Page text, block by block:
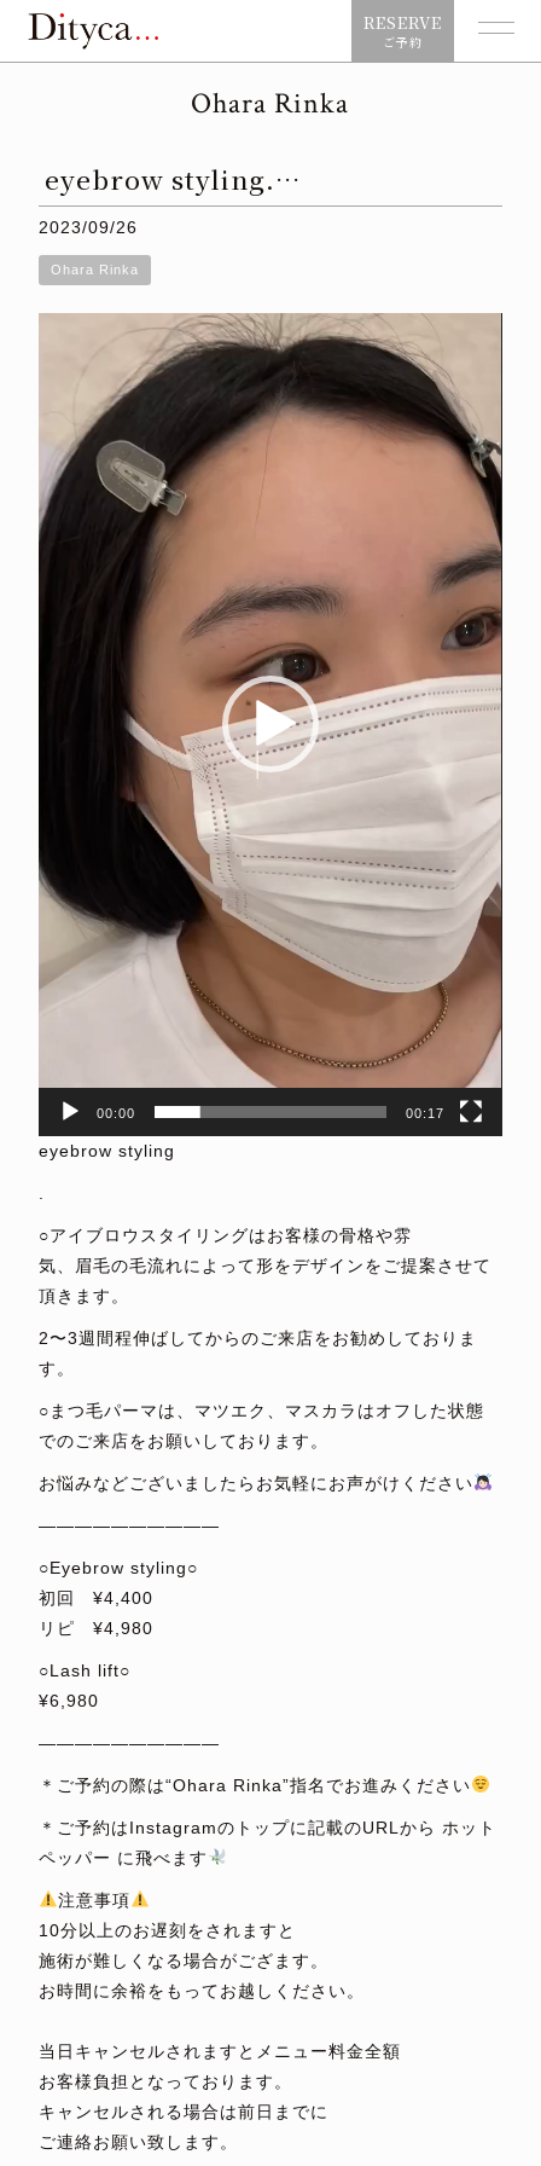
RESERVE
ご予約
Ohara Rinka
eyebrow styling.…
2023/09/26
Ohara Rinka
ヤ
ー
00:00 00:17
eyebrow styling
○アイブロウスタイリングはお客様の骨格や雰
気、眉毛の毛流れによって形をデザインをご提案させて
頂きます。
2〜3週間程伸ばしてからのご来店をお勧めしておりま
す。
○まつ毛パーマは、マツエク、マスカラはオフした状態
でのご来店をお願いしております。
お悩みなどございましたらお気軽にお声がけください
——————————
○Eyebrow styling○
初回 ¥4,400
リピ ¥4,980
○Lash lift○
¥6,980
——————————
＊ご予約の際は“Ohara Rinka”指名でお進みください
＊ご予約はInstagramのトップに記載のURLから ホット
ペッパー に飛べます
注意事項
10分以上のお遅刻をされますと
施術が難しくなる場合がござます。
お時間に余裕をもってお越しください。
当日キャンセルされますとメニュー料金全額
お客様負担となっております。
キャンセルされる場合は前日までに
ご連絡お願い致します。